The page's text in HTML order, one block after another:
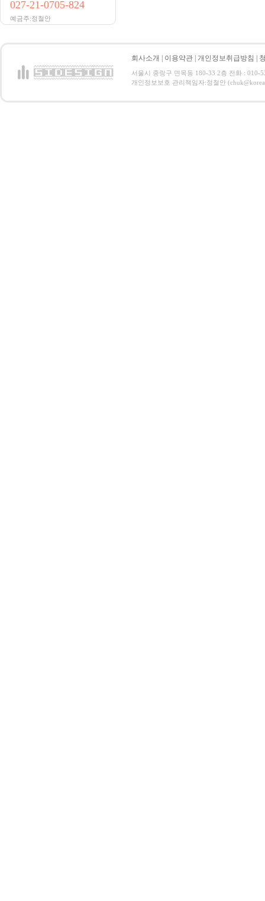
027-21-0705-824
예금주:정철안
회사소개 이용약관 개인정보취급방침
서울시 중랑구 면목동 180-33 2층 전화 : 010-
개인정보보호 관리책임자:정철안